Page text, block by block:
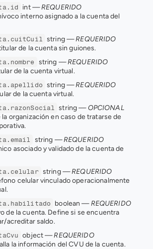
int — REQUERIDO
interno asignado a la cuenta del
string — REQUERIDO
de la cuenta sin guiones.
string — REQUERIDO
de la cuenta virtual.
string — REQUERIDO
de la cuenta virtual.
string — OPCIONAL
la organización en caso de tratarse de
string — REQUERIDO
asociado y validado de la cuenta de
string — REQUERIDO
celular vinculado operacionalmente
boolean — REQUERIDO
de la cuenta. Define si se encuentra
acreditar saldo.
object — REQUERIDO
la información del CVU de la cuenta.